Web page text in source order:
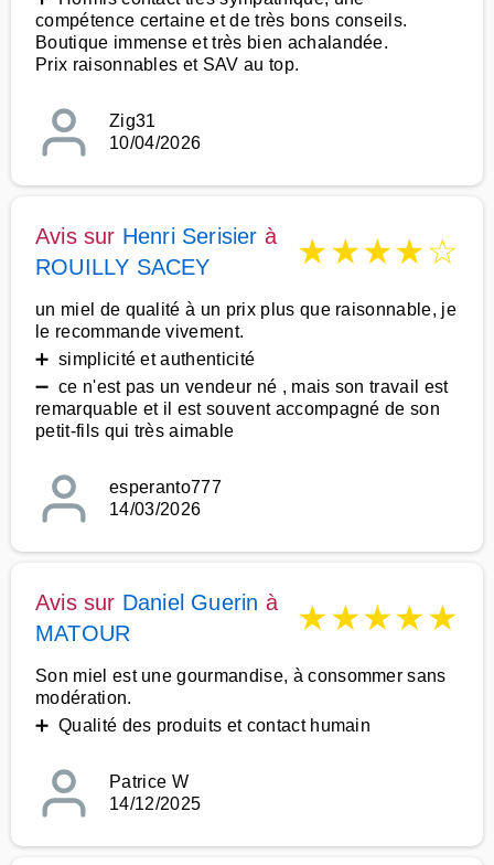
compétence certaine et de très bons conseils.
Boutique immense et très bien achalandée.
Prix raisonnables et SAV au top.
Zig31
10/04/2026
Avis sur Henri Serisier à
ROUILLY SACEY
★★★★☆
un miel de qualité à un prix plus que raisonnable, je
le recommande vivement.
➕ simplicité et authenticité
➖ ce n'est pas un vendeur né , mais son travail est
remarquable et il est souvent accompagné de son
petit-fils qui très aimable
esperanto777
14/03/2026
Avis sur Daniel Guerin à
MATOUR
★★★★★
Son miel est une gourmandise, à consommer sans
modération.
➕ Qualité des produits et contact humain
Patrice W
14/12/2025